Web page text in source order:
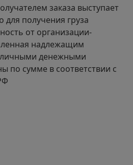
заказа выступает
для получения груза
от организации-
надлежащим
денежными
по сумме в соответствии с